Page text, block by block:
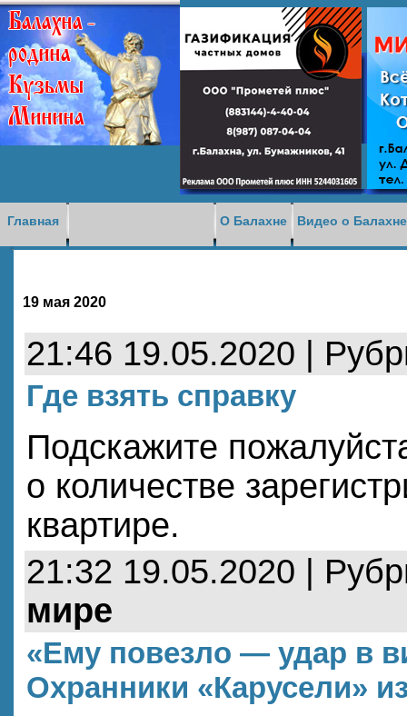
Главная О Балахне Видео о
19 мая 2020
21:46 19.05.2020 |
Где взять справку
Подскажите
о количестве
квартире.
21:32 19.05.2020 |
мире
«Ему повезло — удар в
Охранники «Карусели»